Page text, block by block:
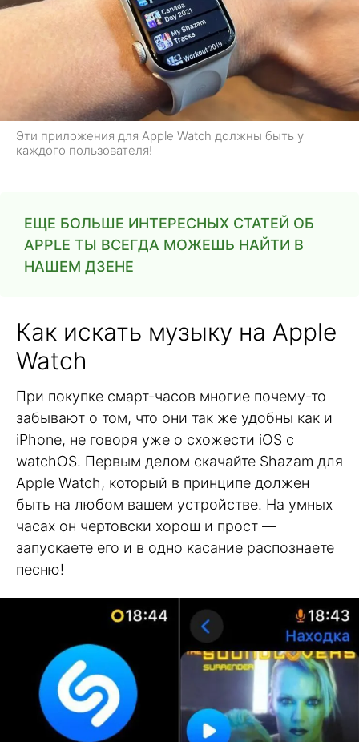
Эти приложения для Apple Watch должны быть у
каждого пользователя!
ЕЩЕ БОЛЬШЕ ИНТЕРЕСНЫХ СТАТЕЙ ОБ
APPLE ТЫ ВСЕГДА МОЖЕШЬ НАЙТИ В
НАШЕМ ДЗЕНЕ
Как искать музыку на Apple
Watch
При покупке смарт-часов многие почему-то
забывают о том, что они так же удобны как и
iPhone, не говоря уже о схожести iOS с
watchOS. Первым делом скачайте Shazam для
Apple Watch, который в принципе должен
быть на любом вашем устройстве. На умных
часах он чертовски хорош и прост —
запускаете его и в одно касание распознаете
песню!